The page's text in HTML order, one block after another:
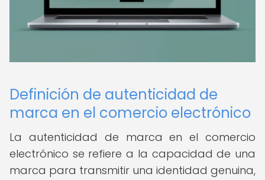
Definición de autenticidad de
marca en el comercio electrónico
La autenticidad de marca en el comercio
electrónico se refiere a la capacidad de una
marca para transmitir una identidad genuina,